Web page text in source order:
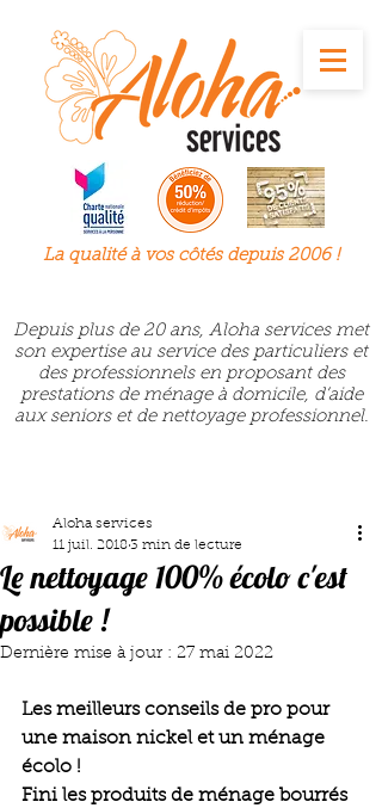
La qualité à voscôtés depuis 2006 !
Depuis plus de 20 ans, Aloha services met
son expertise au service des particuliers et
des professionnels en proposant des
prestations de ménage à domicile, d’aide
aux seniors et de nettoyage professionnel.
Le nettoyage 100% écolo c'est
possible !
Aloha services
11 juil. 20183 min de lecture
Dernière mise à jour : 27 mai 2022
Les meilleurs conseils de pro pour
une maison nickel et un ménage
écolo !
Fini les produits de ménage bourrés